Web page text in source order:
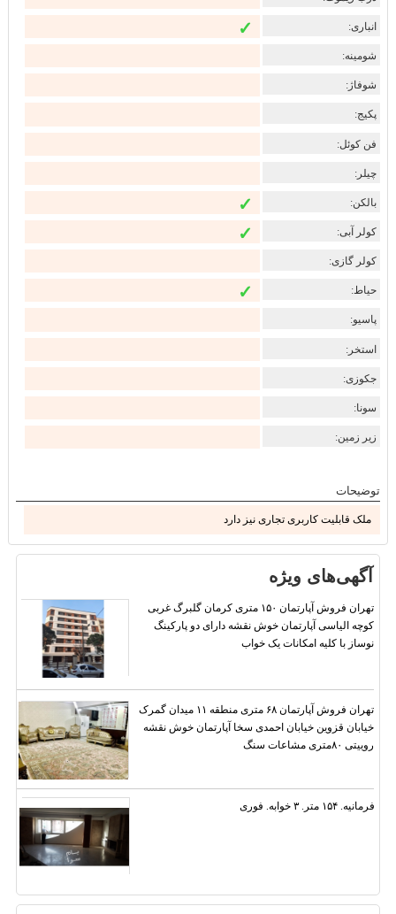
انباری: ✓
شومینه:
شوفاژ:
پکیج:
فن کوئل:
چیلر:
بالکن: ✓
کولر آبی: ✓
کولر گازی:
حیاط: ✓
پاسیو:
استخر:
جکوزی:
سونا:
زیر زمین:
توضیحات
ملک قابلیت کاربری تجاری نیز دارد
آگهی‌های ویژه
تهران فروش آپارتمان ۱۵۰ متری کرمان گلبرگ غربی
کوچه الیاسی آپارتمان خوش نقشه دارای دو پارکینگ
نوساز با کلیه امکانات یک خواب
تهران فروش آپارتمان ۶۸ متری منطقه ۱۱ میدان گمرک
خیابان قزوین خیابان احمدی سخا آپارتمان خوش نقشه
روییتی ۸۰متری مشاعات سنگ
فرمانیه. ۱۵۴ متر. ۳ خوابه. فوری